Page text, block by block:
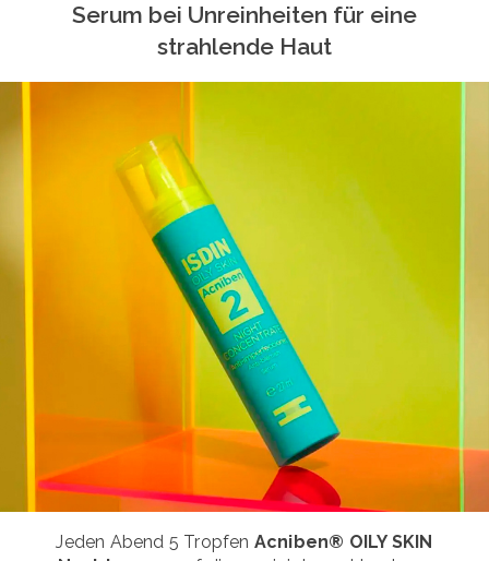
Serum bei Unreinheiten für eine
strahlende Haut
Jeden Abend 5 Tropfen Acniben® OILY SKIN